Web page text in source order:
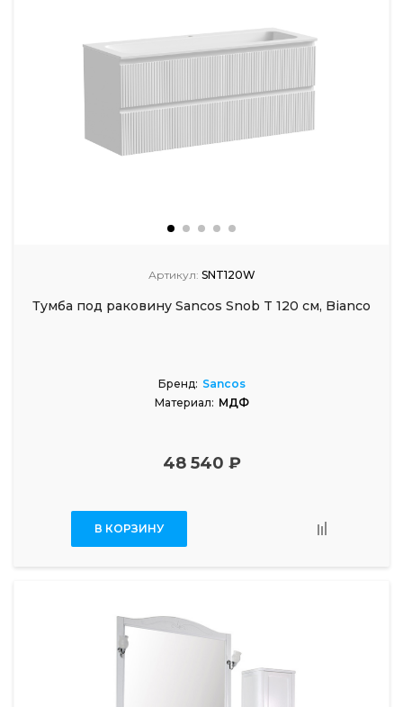
Артикул: SNT120W
Тумба под раковину Sancos Snob T 120 см, Bianco
Бренд: Sancos
Материал: МДФ
48 540 ₽
В КОРЗИНУ